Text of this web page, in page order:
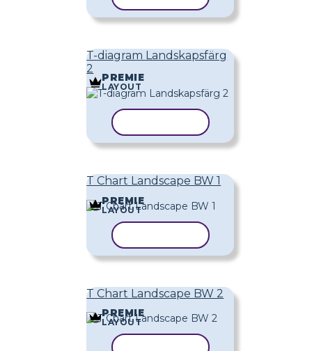
T-diagram Landskapsfärg
2
PREMIE
LAYOUT
T Chart Landscape BW 1
PREMIE
LAYOUT
T Chart Landscape BW 2
PREMIE
LAYOUT